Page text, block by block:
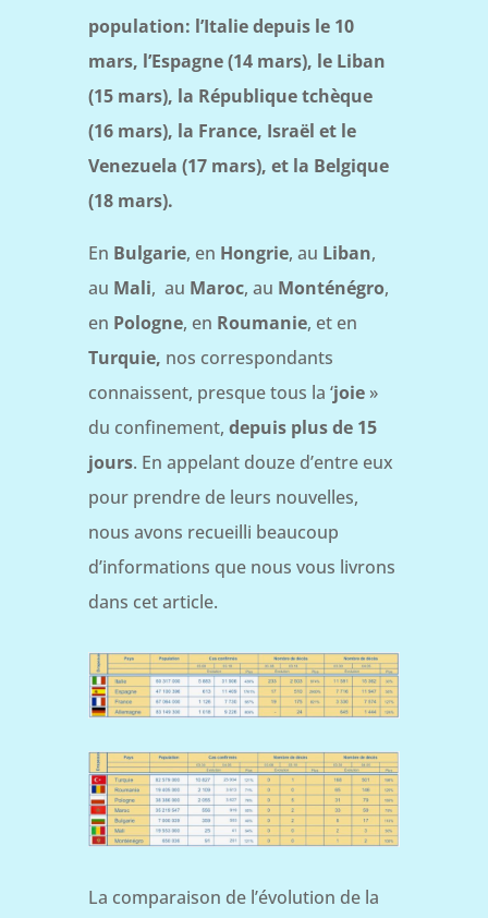
population: l’Italie depuis le 10
mars, l’Espagne (14 mars), le Liban
(15 mars), la République tchèque
(16 mars), la France, Israël et le
Venezuela (17 mars), et la Belgique
(18 mars).
En Bulgarie, en Hongrie, au Liban,
au Mali, au Maroc, au Monténégro,
en Pologne, en Roumanie, et en
Turquie, nos correspondants
connaissent, presque tous la ‘joie»
du confinement, depuis plus de 15
jours. En appelant douze d’entre eux
pour prendre de leurs nouvelles,
nous avons recueilli beaucoup
d’informations que nous vous livrons
dans cet article.
La comparaison de l’évolution de la